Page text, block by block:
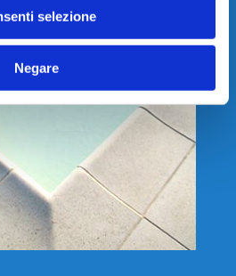
selezione
Negare